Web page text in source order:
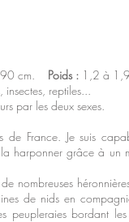
cm. Poids : 1,2 à
reptiles...
par les deux sexes.
de France. Je suis
harponner grâce à un
nombreuses
de nids en
peupleraies bordant